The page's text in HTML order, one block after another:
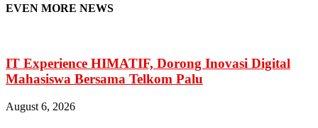
EVEN MORE NEWS
IT Experience HIMATIF, Dorong Inovasi Digital
Mahasiswa Bersama Telkom Palu
August 6, 2026